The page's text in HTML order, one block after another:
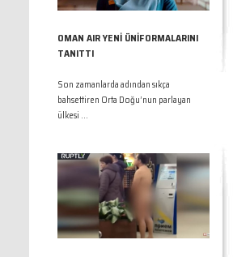
OMAN AIR YENİ ÜNİFORMALARINI
TANITTI
Son zamanlarda adından sıkça
bahsettiren Orta Doğu’nun parlayan
ülkesi ...